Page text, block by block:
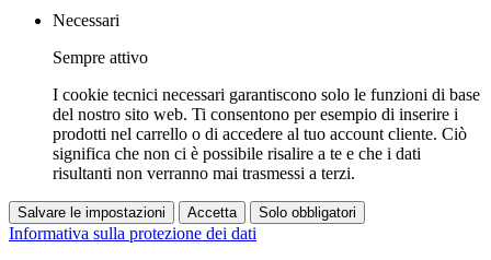
Necessari
Sempre attivo
I cookie tecnici necessari garantiscono solo le funzioni di base
del nostro sito web. Ti consentono per esempio di inserire i
prodotti nel carrello o di accedere al tuo account cliente. Ciò
significa che non ci è possibile risalire a te e che i dati
risultanti non verranno mai trasmessi a terzi.
Salvare le impostazioni Accetta Solo obbligatori
Informativa sulla protezione dei dati